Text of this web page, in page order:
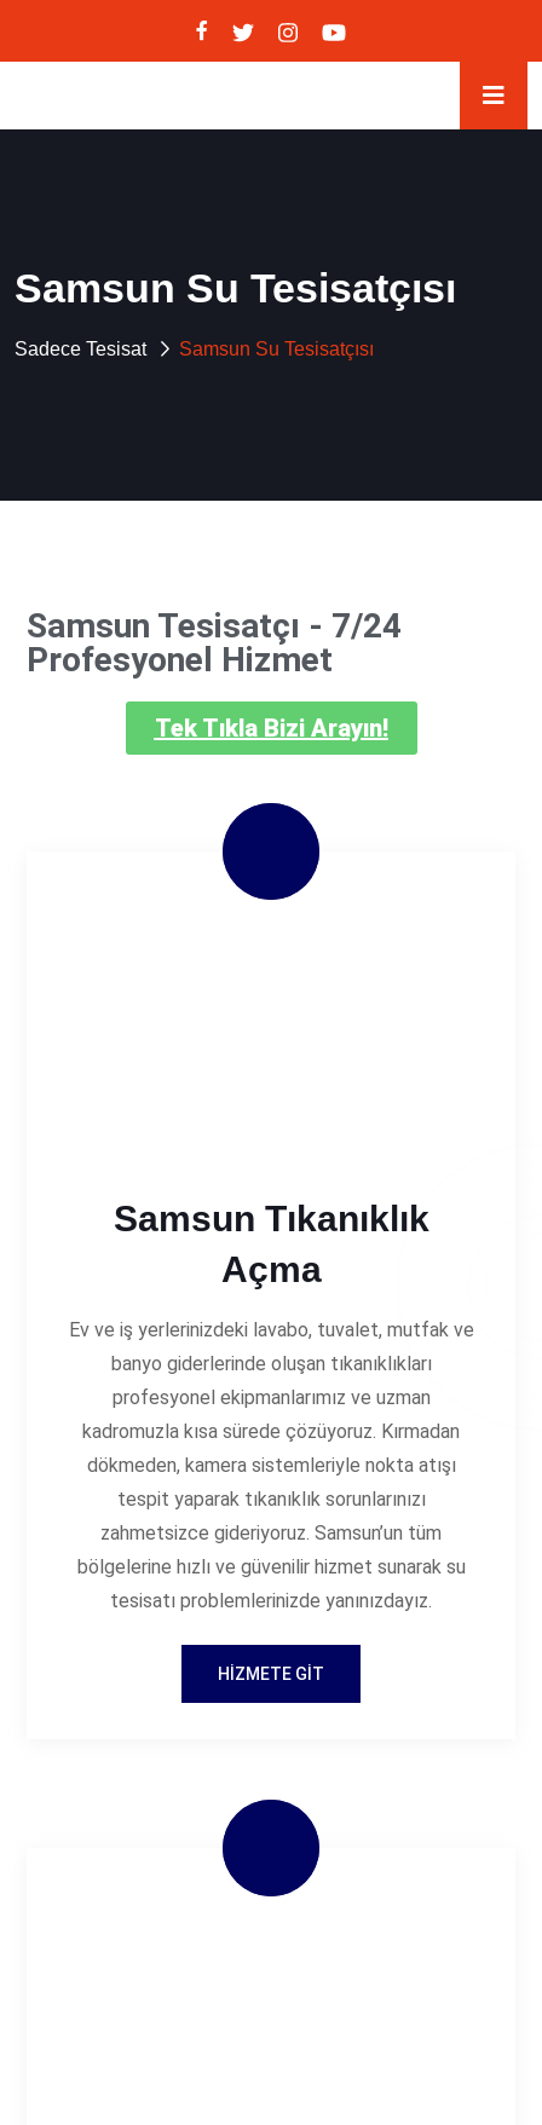
Samsun Su Tesisatçısı
Sadece Tesisat Samsun Su Tesisatçısı
Samsun Tesisatçı - 7/24
Profesyonel Hizmet
Tek Tıkla Bizi Arayın!
Samsun Tıkanıklık
Açma
Ev ve iş yerlerinizdeki lavabo, tuvalet, mutfak ve
banyo giderlerinde oluşan tıkanıklıkları
profesyonel ekipmanlarımız ve uzman
kadromuzla kısa sürede çözüyoruz. Kırmadan
dökmeden, kamera sistemleriyle nokta atışı
tespit yaparak tıkanıklık sorunlarınızı
zahmetsizce gideriyoruz. Samsun’un tüm
bölgelerine hızlı ve güvenilir hizmet sunarak su
tesisatı problemlerinizde yanınızdayız.
HIZMETE GIT